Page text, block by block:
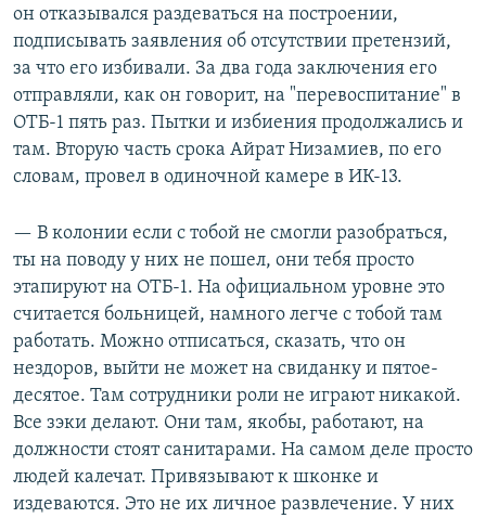
он отказывался раздеваться на построении,
подписывать заявления об отсутствии претензий,
за что его избивали. За два года заключения его
отправляли, как он говорит, на "перевоспитание" в
ОТБ-1 пять раз. Пытки и избиения продолжались и
там. Вторую часть срока Айрат Низамиев, по его
словам, провел в одиночной камере в ИК-13.
— В колонии если с тобой не смогли разобраться,
ты на поводу у них не пошел, они тебя просто
этапируют на ОТБ-1. На официальном уровне это
считается больницей, намного легче с тобой там
работать. Можно отписаться, сказать, что он
нездоров, выйти не может на свиданку и пятое-
десятое. Там сотрудники роли не играют никакой.
Все зэки делают. Они там, якобы, работают, на
должности стоят санитарами. На самом деле просто
людей калечат. Привязывают к шконке и
издеваются. Это не их личное развлечение. У них